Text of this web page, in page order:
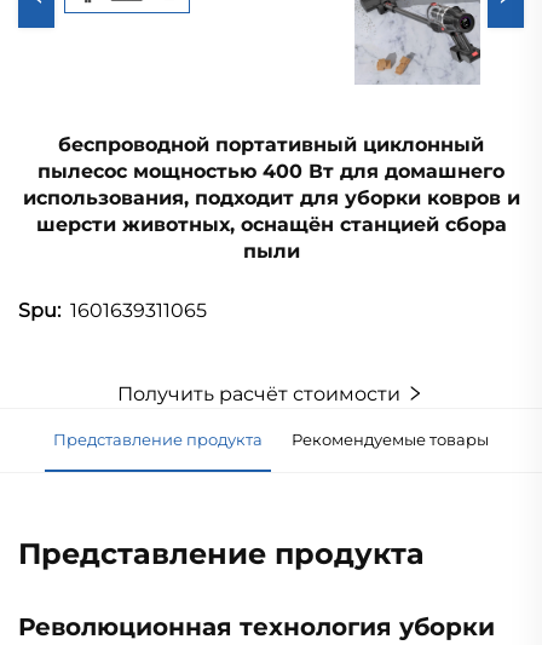
беспроводной портативный циклонный
пылесос мощностью 400 Вт для домашнего
использования, подходит для уборки ковров и
шерсти животных, оснащён станцией сбора
пыли
Spu: 1601639311065
Получить расчёт стоимости
Представление продукта Рекомендуемые товары
Представление продукта
Революционная технология уборки